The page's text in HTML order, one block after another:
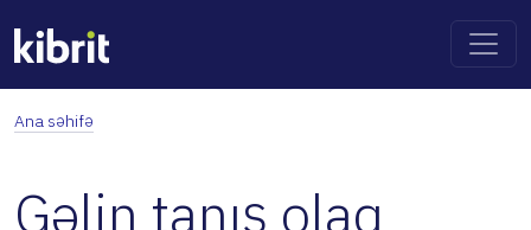
Ana səhifə
Gəlin tanış olaq